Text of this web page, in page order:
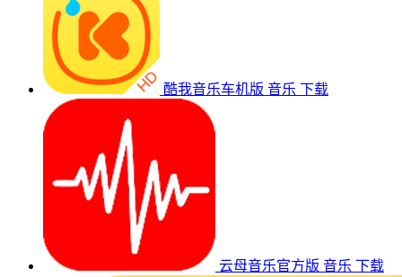
酷我音乐车机版 音乐 下载
云母音乐官方版 音乐 下载